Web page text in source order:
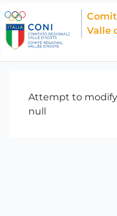
Valle
Attempt to
null